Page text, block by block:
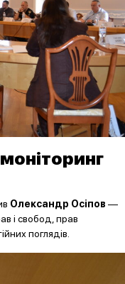
Олександр Осіпов —
і свобод, прав
поглядів.